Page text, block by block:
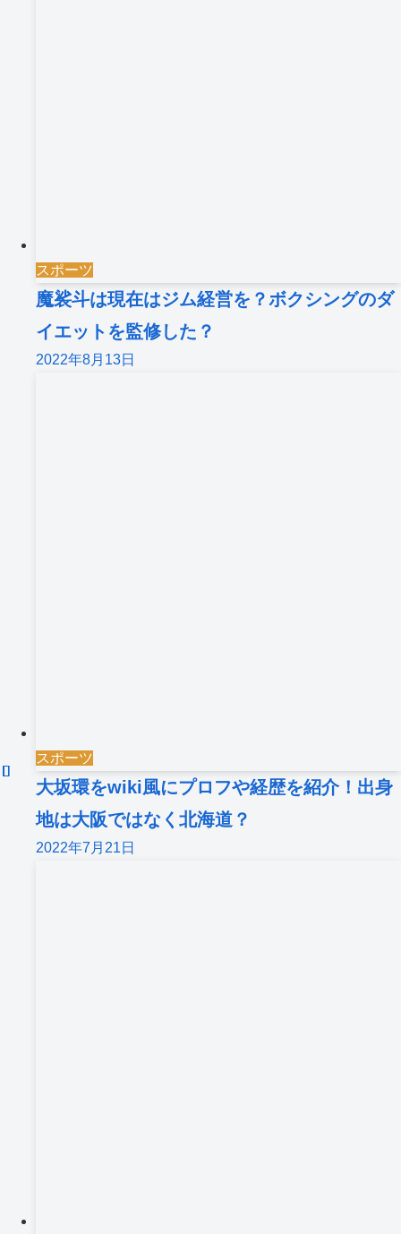
スポーツ
魔裟斗は現在はジム経営を？ボクシングのダ
イエットを監修した？
2022年8月13日
スポーツ
大坂環をwiki風にプロフや経歴を紹介！出身
地は大阪ではなく北海道？
2022年7月21日